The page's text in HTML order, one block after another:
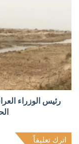
رئيس الوزراء
اترك تعليقاً